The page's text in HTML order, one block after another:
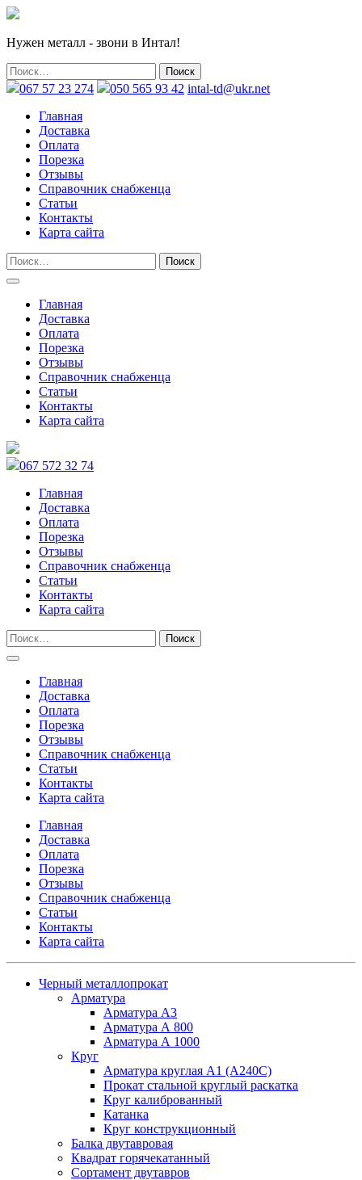
Нужен металл - звони в Интал!
067 57 23 274 050 565 93 42 intal-td@ukr.net
Главная
Доставка
Оплата
Порезка
Отзывы
Справочник снабженца
Статьи
Контакты
Карта сайта
Главная
Доставка
Оплата
Порезка
Отзывы
Справочник снабженца
Статьи
Контакты
Карта сайта
067 572 32 74
Главная
Доставка
Оплата
Порезка
Отзывы
Справочник снабженца
Статьи
Контакты
Карта сайта
Главная
Доставка
Оплата
Порезка
Отзывы
Справочник снабженца
Статьи
Контакты
Карта сайта
Главная
Доставка
Оплата
Порезка
Отзывы
Справочник снабженца
Статьи
Контакты
Карта сайта
Черный металлопрокат
Арматура
Арматура А3
Арматура А 800
Арматура А 1000
Круг
Арматура круглая А1 (А240C)
Прокат стальной круглый раскатка
Круг калиброванный
Катанка
Круг конструкционный
Балка двутавровая
Квадрат горячекатанный
Сортамент двутавров